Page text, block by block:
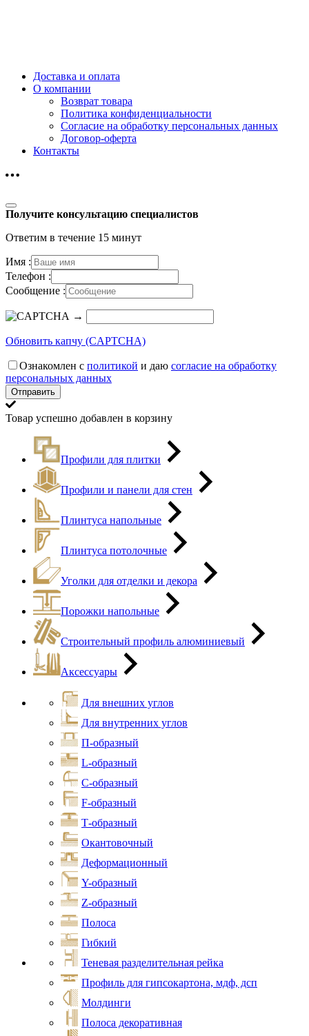
Доставка и оплата
О компании
Возврат товара
Политика конфиденциальности
Согласие на обработку персональных данных
Договор-оферта
Контакты
Получите консультацию специалистов
Ответим в течение 15 минут
Имя :
Телефон :
Сообщение :
→
Обновить капчу (CAPTCHA)
Ознакомлен с политикой и даю согласие на обработку
персональных данных
Товар успешно добавлен в корзину
Профили для плитки
Профили и панели для стен
Плинтуса напольные
Плинтуса потолочные
Уголки для отделки и декора
Порожки напольные
Строительный профиль алюминиевый
Аксессуары
Для внешних углов
Для внутренних углов
П-образный
L-образный
С-образный
F-образный
Т-образный
Окантовочный
Деформационный
Y-образный
Z-образный
Полоса
Гибкий
Теневая разделительная рейка
Профиль для гипсокартона, мдф, дсп
Молдинги
Полоса декоративная